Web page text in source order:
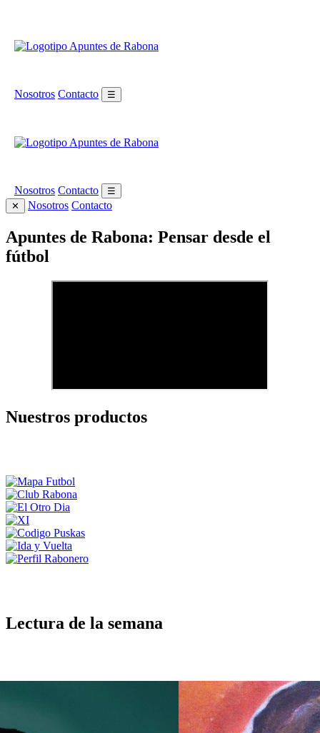
Nosotros Contacto ☰
Nosotros Contacto
☰
✕
Nosotros Contacto
Apuntes de Rabona: Pensar desde el
fútbol
Nuestros productos
Lectura de la semana